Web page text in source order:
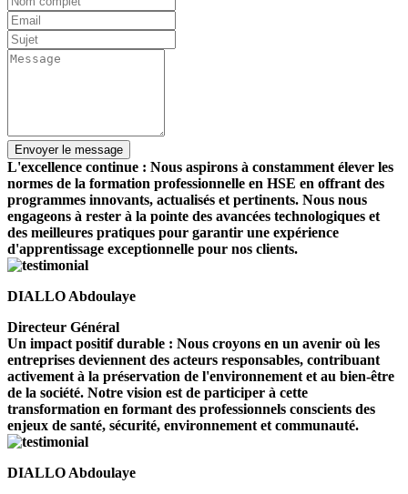
L'excellence continue : Nous aspirons à constamment élever les
normes de la formation professionnelle en HSE en offrant des
programmes innovants, actualisés et pertinents. Nous nous
engageons à rester à la pointe des avancées technologiques et
des meilleures pratiques pour garantir une expérience
d'apprentissage exceptionnelle pour nos clients.
DIALLO Abdoulaye
Directeur Général
Un impact positif durable : Nous croyons en un avenir où les
entreprises deviennent des acteurs responsables, contribuant
activement à la préservation de l'environnement et au bien-être
de la société. Notre vision est de participer à cette
transformation en formant des professionnels conscients des
enjeux de santé, sécurité, environnement et communauté.
DIALLO Abdoulaye